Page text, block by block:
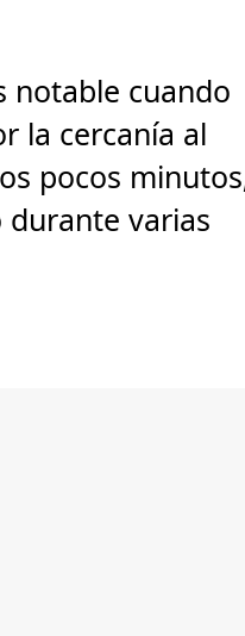
notable cuando
la cercanía al
pocos
varias